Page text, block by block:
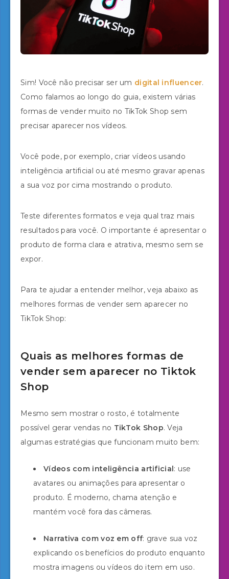
Sim! Você não precisar ser um digital influencer.
Como falamos ao longo do guia, existem várias
formas de vender muito no TikTok Shop sem
precisar aparecer nos vídeos.
Você pode, por exemplo, criar vídeos usando
inteligência artificial ou até mesmo gravar apenas
a sua voz por cima mostrando o produto.
Teste diferentes formatos e veja qual traz mais
resultados para você. O importante é apresentar o
produto de forma clara e atrativa, mesmo sem se
expor.
Para te ajudar a entender melhor, veja abaixo as
melhores formas de vender sem aparecer no
TikTok Shop:
Quais as melhores formas de
vender sem aparecer no Tiktok
Shop
Mesmo sem mostrar o rosto, é totalmente
possível gerar vendas no TikTok Shop. Veja
algumas estratégias que funcionam muito bem:
Vídeos com inteligência artificial: use
avatares ou animações para apresentar o
produto. É moderno, chama atenção e
mantém você fora das câmeras.
Narrativa com voz em off: grave sua voz
explicando os benefícios do produto enquanto
mostra imagens ou vídeos do item em uso.